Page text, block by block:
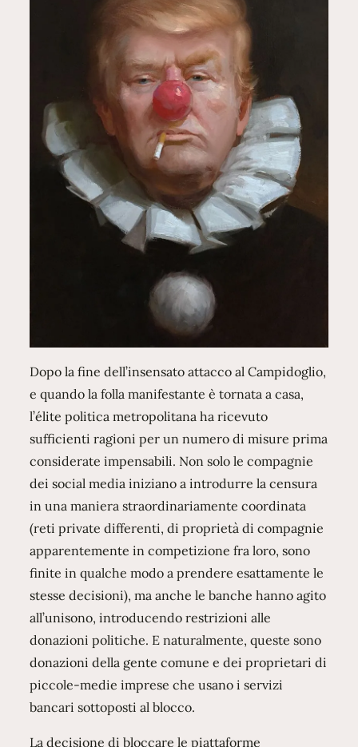
Dopo la fine dell’insensato attacco al Campidoglio,
e quando la folla manifestante è tornata a casa,
l’élite politica metropolitana ha ricevuto
sufficienti ragioni per un numero di misure prima
considerate impensabili. Non solo le compagnie
dei social media iniziano a introdurre la censura
in una maniera straordinariamente coordinata
(reti private differenti, di proprietà di compagnie
apparentemente in competizione fra loro, sono
finite in qualche modo a prendere esattamente le
stesse decisioni), ma anche le banche hanno agito
all’unisono, introducendo restrizioni alle
donazioni politiche. E naturalmente, queste sono
donazioni della gente comune e dei proprietari di
piccole-medie imprese che usano i servizi
bancari sottoposti al blocco.
La decisione di bloccare le piattaforme